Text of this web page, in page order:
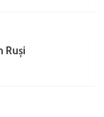
Ruși